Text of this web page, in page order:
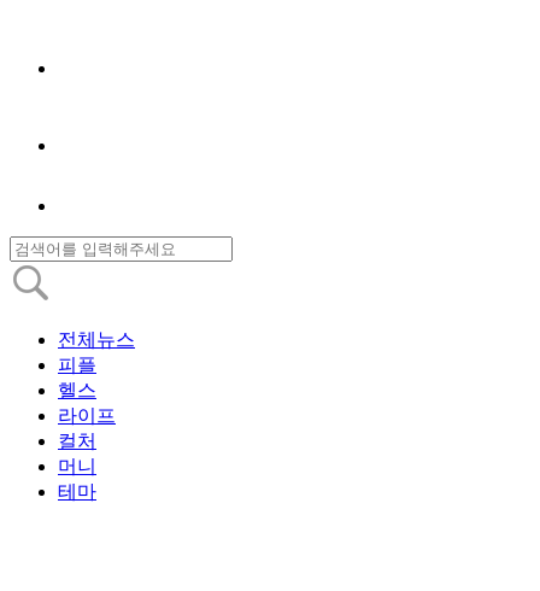
전체뉴스
피플
헬스
라이프
컬처
머니
테마